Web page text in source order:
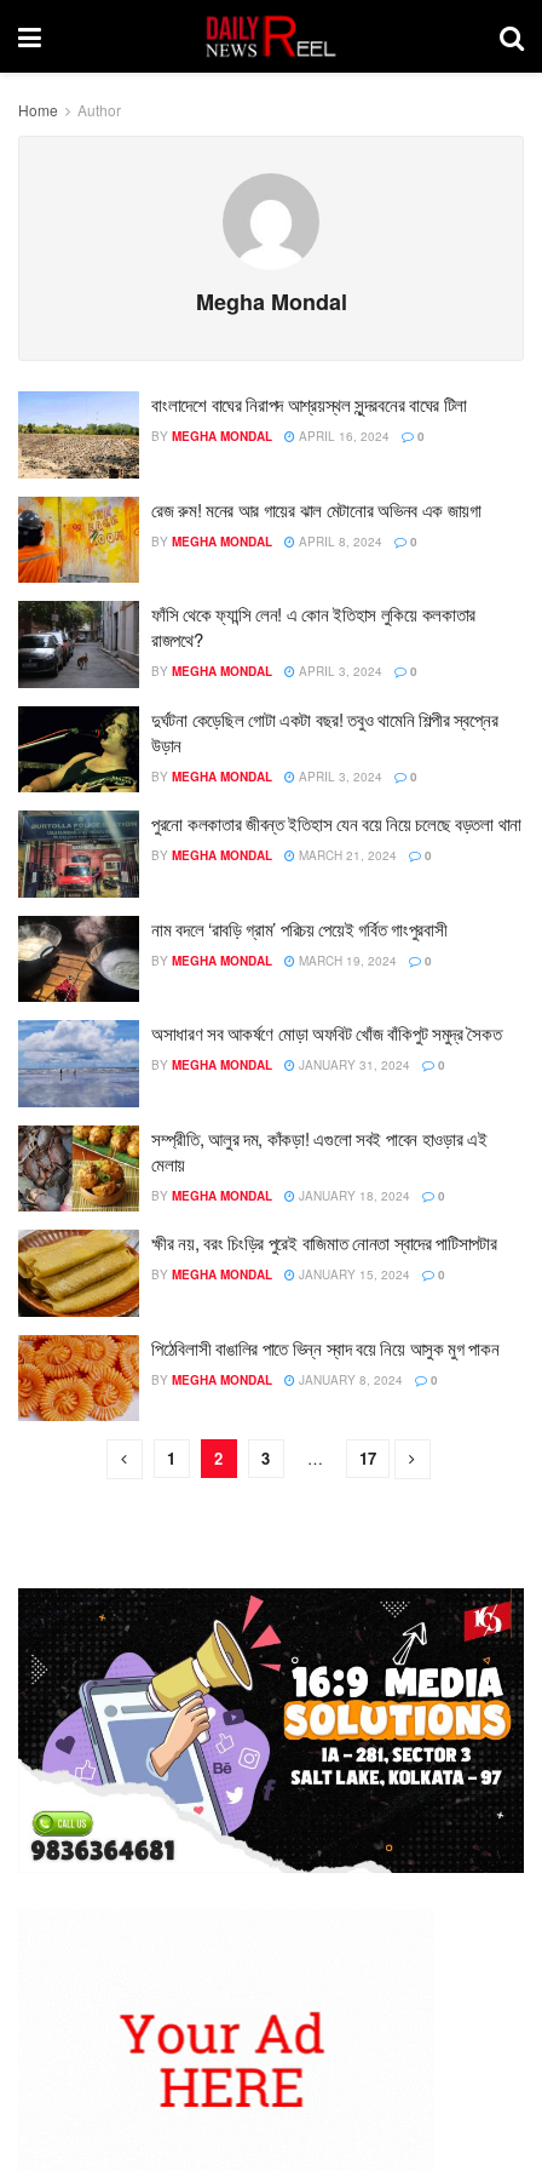
Home Author
Megha Mondal
বাংলাদেশে বাঘের নিরাপদ আশ্রয়স্থল সুন্দরবনের বাঘের টিলা
BY MEGHA MONDAL APRIL 16, 2024 0
রেজ রুম! মনের আর গায়ের ঝাল মেটানোর অভিনব এক জায়গা
BY MEGHA MONDAL APRIL 8, 2024 0
ফাঁসি থেকে ফ্যান্সি লেন! এ কোন ইতিহাস লুকিয়ে কলকাতার
রাজপথে?
BY MEGHA MONDAL APRIL 3, 2024 0
দুর্ঘটনা কেড়েছিল গোটা একটা বছর! তবুও থামেনি শিল্পীর স্বপ্নের
উড়ান
BY MEGHA MONDAL APRIL 3, 2024 0
পুরনো কলকাতার জীবন্ত ইতিহাস যেন বয়ে নিয়ে চলেছে বড়তলা থানা
BY MEGHA MONDAL MARCH 21, 2024 0
নাম বদলে ‘রাবড়ি গ্রাম’ পরিচয় পেয়েই গর্বিত গাংপুরবাসী
BY MEGHA MONDAL MARCH 19, 2024 0
অসাধারণ সব আকর্ষণে মোড়া অফবিট খোঁজ বাঁকিপুট সমুদ্র সৈকত
BY MEGHA MONDAL JANUARY 31, 2024 0
সম্প্রীতি, আলুর দম, কাঁকড়া! এগুলো সবই পাবেন হাওড়ার এই
মেলায়
BY MEGHA MONDAL JANUARY 18, 2024 0
ক্ষীর নয়, বরং চিংড়ির পুরেই বাজিমাত নোনতা স্বাদের পাটিসাপটার
BY MEGHA MONDAL JANUARY 15, 2024 0
পিঠেবিলাসী বাঙালির পাতে ভিন্ন স্বাদ বয়ে নিয়ে আসুক মুগ পাকন
BY MEGHA MONDAL JANUARY 8, 2024 0
1 2 3 … 17